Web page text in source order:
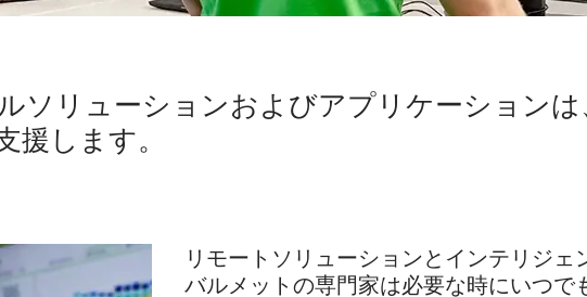
ソリューションおよびアプリケーションは
援します。
リモートソリューションとインテリジェ
バルメットの専門家は必要な時にいつで